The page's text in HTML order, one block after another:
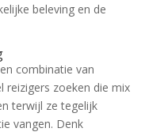
beleving en de
combinatie van
reizigers zoeken die mix
terwijl ze tegelijk
vangen. Denk